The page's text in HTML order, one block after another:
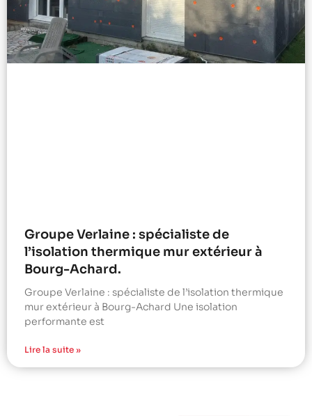
Groupe Verlaine : spécialiste de
l’isolation thermique mur extérieur à
Bourg-Achard.
Groupe Verlaine : spécialiste de l’isolation thermique
mur extérieur à Bourg-Achard Une isolation
performante est
Lire la suite »